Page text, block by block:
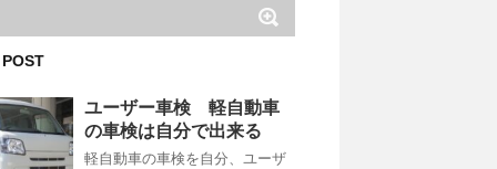
ユーザー車検 軽自動車
の車検は自分で出来る
軽自動車の車検を自分、ユーザ